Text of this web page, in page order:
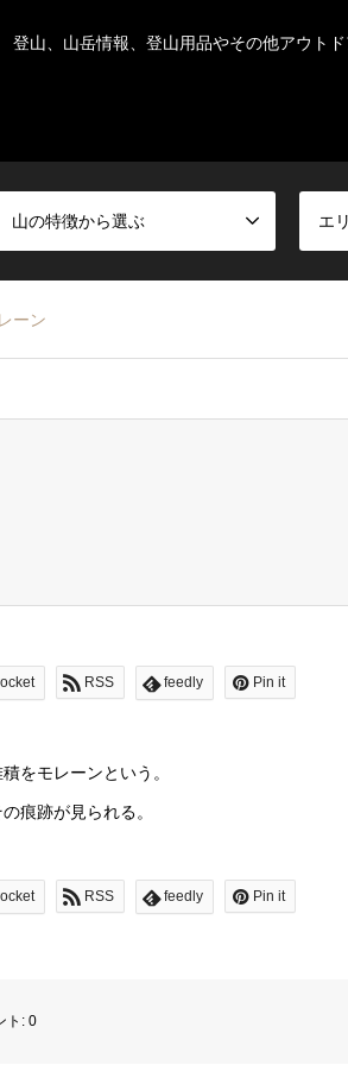
登山、山岳情報、登山用品やその他アウト
山の特徴から選ぶ エ
ーン
RSS feedly Pin it
をモレーンという。
痕跡が見られる。
RSS feedly Pin it
ト: 0